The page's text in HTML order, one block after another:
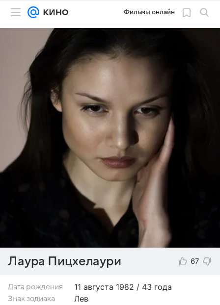
Фильмы онлайн
Лаура Пицхелаури 67
Дата рождения 11 августа 1982 / 43 года
Знак зодиака Лев